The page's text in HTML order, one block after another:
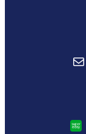
Correo electrónico